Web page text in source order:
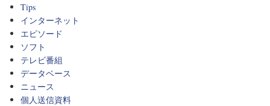
Tips
インターネット
エピソード
ソフト
テレビ番組
データベース
ニュース
個人送信資料